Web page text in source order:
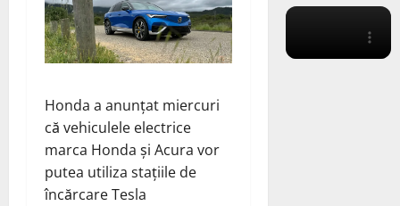
Honda a anunțat miercuri
că vehiculele electrice
marca Honda și Acura vor
putea utiliza stațiile de
încărcare Tesla